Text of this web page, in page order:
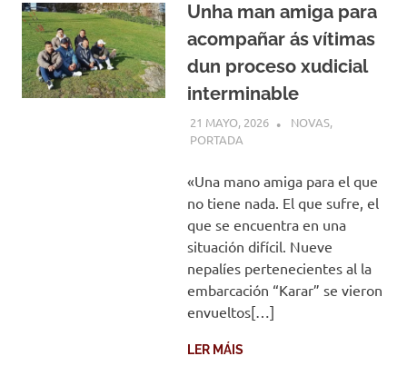
Unha man amiga para
acompañar ás vítimas
dun proceso xudicial
interminable
21 MAYO, 2026 COMUNIDADE
NOVAS,
PORTADA
«Una mano amiga para el que
no tiene nada. El que sufre, el
que se encuentra en una
situación difícil. Nueve
nepalíes pertenecientes al la
embarcación “Karar” se vieron
envueltos[…]
LER MÁIS